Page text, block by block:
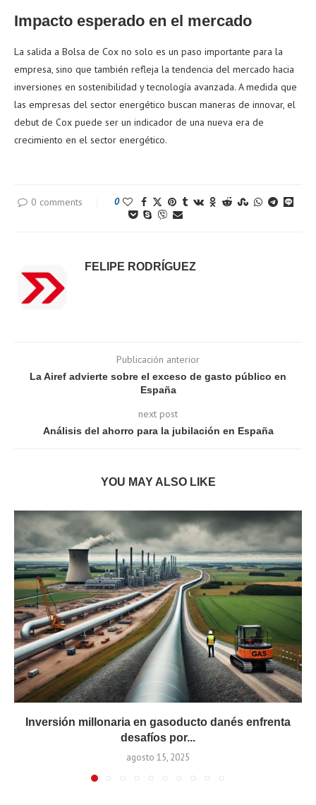
Impacto esperado en el mercado
La salida a Bolsa de Cox no solo es un paso importante para la
empresa, sino que también refleja la tendencia del mercado hacia
inversiones en sostenibilidad y tecnología avanzada. A medida que
las empresas del sector energético buscan maneras de innovar, el
debut de Cox puede ser un indicador de una nueva era de
crecimiento en el sector energético.
0 comments 0
FELIPE RODRÍGUEZ
Publicación anterior
La Airef advierte sobre el exceso de gasto público en
España
next post
Análisis del ahorro para la jubilación en España
YOU MAY ALSO LIKE
Inversión millonaria en gasoducto danés enfrenta
desafíos por...
agosto 15, 2025